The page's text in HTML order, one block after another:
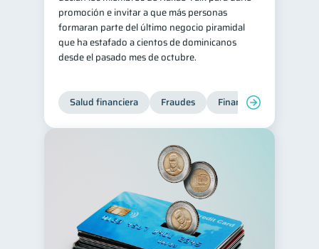
promoción e invitar a que más personas
formaran parte del último negocio piramidal
que ha estafado a cientos de dominicanos
desde el pasado mes de octubre.
Salud financiera Fraudes Finanzas personales